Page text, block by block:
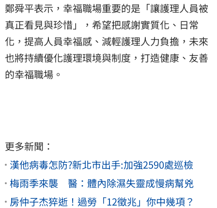
鄭舜平表示，幸福職場重要的是「讓護理人員被
真正看見與珍惜」，希望把感謝實質化、日常
化，提高人員幸福感、減輕護理人力負擔，未來
也將持續優化護理環境與制度，打造健康、友善
的幸福職場。
更多新聞：
漢他病毒怎防?新北市出手:加強2590處巡檢
梅雨季來襲 醫：體內除濕失靈成慢病幫兇
房仲子杰猝逝！過勞「12徵兆」你中幾項？